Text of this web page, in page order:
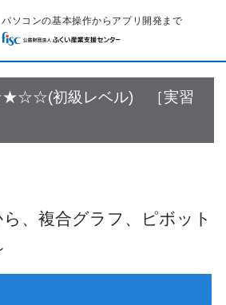
パソコンの基本操作からアプリ開発まで
セス
修
初級レベル) ［実習
、複合グラフ、ピボット